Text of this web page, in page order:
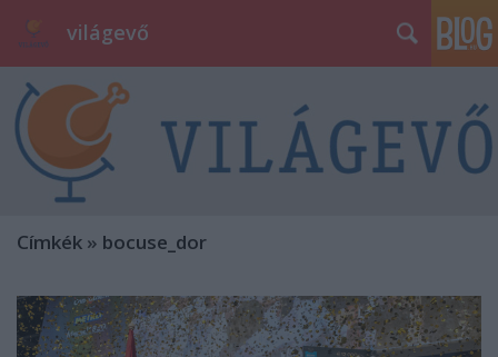
világevő
Címkék » bocuse_dor